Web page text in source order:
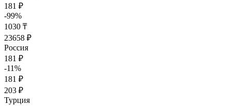
181 ₽
-99%
1030 ₸
23658 ₽
Россия
181 ₽
-11%
181 ₽
203 ₽
Турция